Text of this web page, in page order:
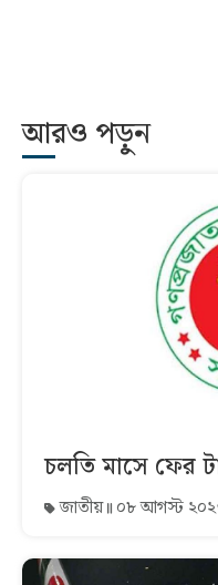
আরও পড়ুন
চলতি মাসে ফের
জাতীয় ০৮ আগস্ট